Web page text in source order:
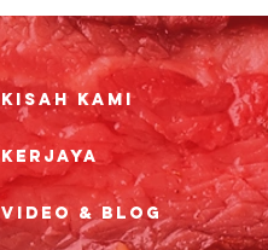
Kisah Kami
Kerjaya
Video & Blog